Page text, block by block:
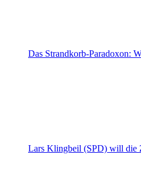
Das Strandkorb-Paradoxon:
Lars Klingbeil (SPD) will die